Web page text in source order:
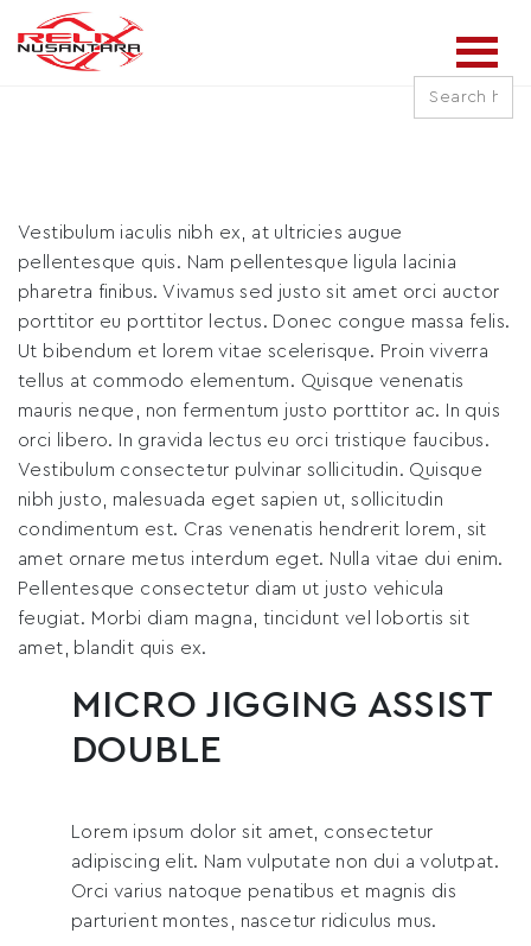
for:
Vestibulum iaculis nibh ex, at ultricies augue
pellentesque quis. Nam pellentesque ligula lacinia
pharetra finibus. Vivamus sed justo sit amet orci auctor
porttitor eu porttitor lectus. Donec congue massa felis.
Ut bibendum et lorem vitae scelerisque. Proin viverra
tellus at commodo elementum. Quisque venenatis
mauris neque, non fermentum justo porttitor ac. In quis
orci libero. In gravida lectus eu orci tristique faucibus.
Vestibulum consectetur pulvinar sollicitudin. Quisque
nibh justo, malesuada eget sapien ut, sollicitudin
condimentum est. Cras venenatis hendrerit lorem, sit
amet ornare metus interdum eget. Nulla vitae dui enim.
Pellentesque consectetur diam ut justo vehicula
feugiat. Morbi diam magna, tincidunt vel lobortis sit
amet, blandit quis ex.
MICRO JIGGING ASSIST
DOUBLE
Lorem ipsum dolor sit amet, consectetur
adipiscing elit. Nam vulputate non dui a volutpat.
Orci varius natoque penatibus et magnis dis
parturient montes, nascetur ridiculus mus.